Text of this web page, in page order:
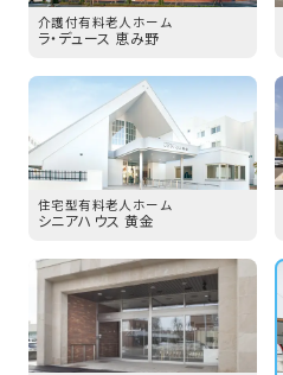
介護付有料老人ホーム
ラ・デュース 恵み野
住宅型有料老人ホーム
シニアハウス 黄金